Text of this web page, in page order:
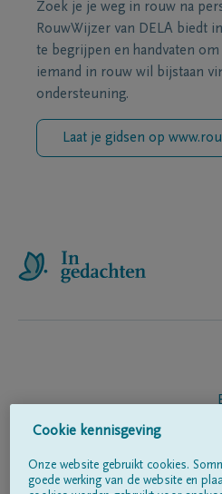
Zoek je je weg in rouw na
RouwWijzer van DELA biedt
te begrijpen en handvaten
iemand in rouw wil bijstaan
ondersteuning.
Laat je gidsen op
Volg ons op
Cookie kennisgeving
Onze website gebruikt cookies.
goede werking van de website en